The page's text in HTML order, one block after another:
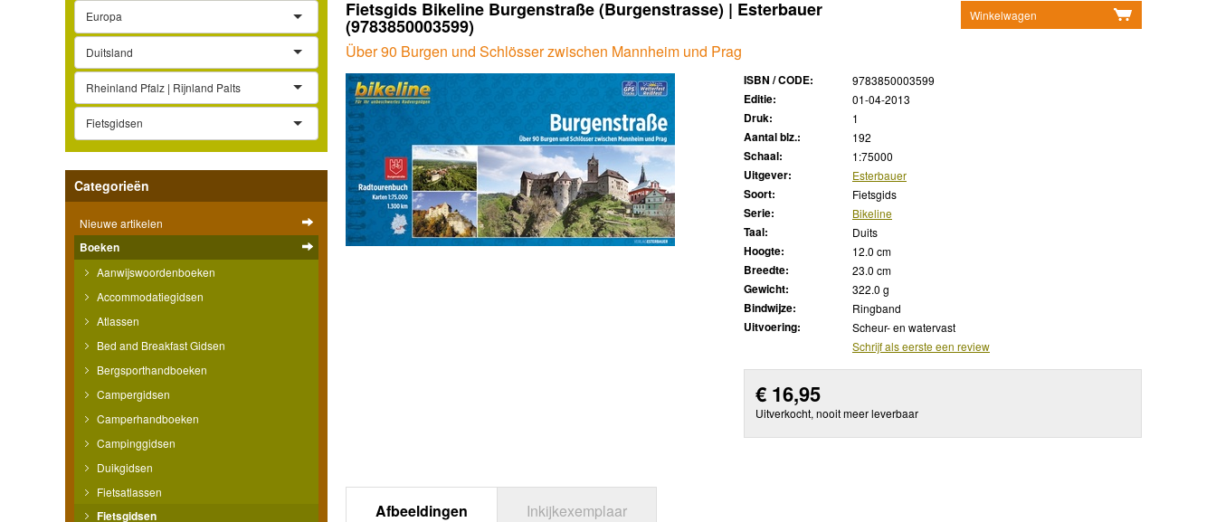
Europa
Duitsland
Rheinland Pfalz | Rijnland Palts
Fietsgidsen
Categorieën
Nieuwe artikelen
Boeken
Aanwijswoordenboeken
Accommodatiegidsen
Atlassen
Bed and Breakfast Gidsen
Bergsporthandboeken
Campergidsen
Camperhandboeken
Campinggidsen
Duikgidsen
Fietsatlassen
Fietsgidsen
Winkelwagen
Fietsgids Bikeline Burgenstraße (Burgenstrasse) | Esterbauer
(9783850003599)
Über 90 Burgen und Schlösser zwischen Mannheim und Prag
ISBN / CODE: 9783850003599
Editie: 01-04-2013
Druk: 1
Aantal blz.: 192
Schaal: 1:75000
Uitgever: Esterbauer
Soort: Fietsgids
Serie: Bikeline
Taal: Duits
Hoogte: 12.0 cm
Breedte: 23.0 cm
Gewicht: 322.0 g
Bindwijze: Ringband
Uitvoering:
Scheur- en watervast
Schrijf als eerste een review
€ 16,95
Uitverkocht, nooit meer leverbaar
Afbeeldingen Inkijkexemplaar